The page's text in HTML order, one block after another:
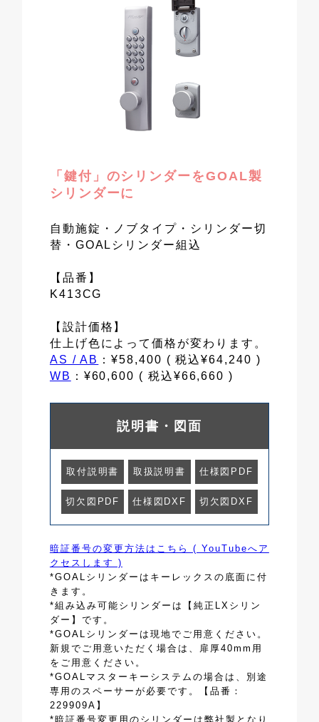
「鍵付」のシリンダーをGOAL製
シリンダーに
自動施錠・ノブタイプ・シリンダー切
替・GOALシリンダー組込
【品番】
K413CG
【設計価格】
仕上げ色によって価格が変わります。
AS / AB ：¥58,400 ( 税込¥64,240 )
WB ：¥60,600 ( 税込¥66,660 )
説明書・図面
取付説明書 取扱説明書 仕様図PDF
切欠図PDF 仕様図DXF 切欠図DXF
暗証番号の変更方法はこちら ( YouTubeへア
クセスします )
*GOALシリンダーはキーレックスの底面に付
きます。
*組み込み可能シリンダーは【純正LXシリン
ダー】です。
*GOALシリンダーは現地でご用意ください。
新規でご用意いただく場合は、扉厚40mm用
をご用意ください。
*GOALマスターキーシステムの場合は、別途
専用のスペーサーが必要です。【品番：
229909A】
*暗証番号変更用のシリンダーは弊社製となり